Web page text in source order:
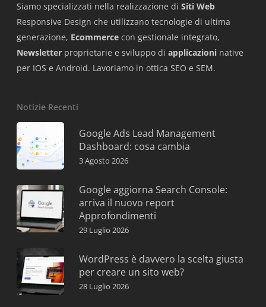
Siamo specializzati nella realizzazione di Siti Web
Responsive Design che utilizzano tecnologie di ultima
generazione, Ecommerce con gestionale integrato,
Newsletter proprietarie e sviluppo di applicazioni native
per IOS e Android. Lavoriamo in ottica SEO e SEM.
Notizie Recenti
Google Ads Lead Management
Dashboard: cosa cambia
3 Agosto 2026
Google aggiorna Search Console:
arriva il nuovo report
Approfondimenti
29 Luglio 2026
WordPress è davvero la scelta giusta
per creare un sito web?
28 Luglio 2026